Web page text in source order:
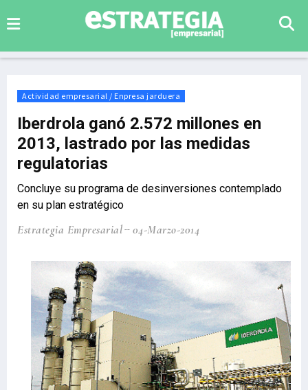
Actividad empresarial / Enpresa jarduera
Iberdrola ganó 2.572 millones en
2013, lastrado por las medidas
regulatorias
Concluye su programa de desinversiones contemplado
en su plan estratégico
Estrategia Empresarial 04-Marzo-2014